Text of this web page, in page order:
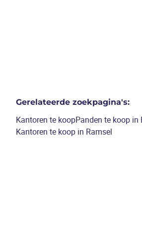
Gerelateerde zoekpagina's:
Kantoren te koopPanden te koop in
Kantoren te koop in Ramsel